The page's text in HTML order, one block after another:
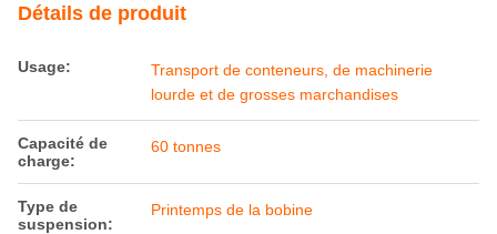
Détails de produit
Usage:
Transport de conteneurs, de machinerie
lourde et de grosses marchandises
Capacité de
charge:
60 tonnes
Type de
suspension:
Printemps de la bobine